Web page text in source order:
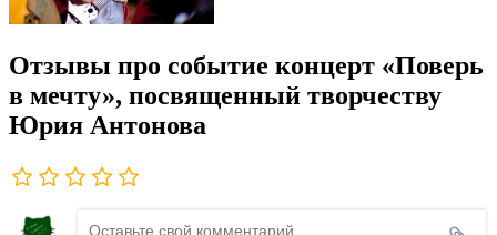
Отзывы про событие концерт «Поверь
в мечту», посвященный творчеству
Юрия Антонова